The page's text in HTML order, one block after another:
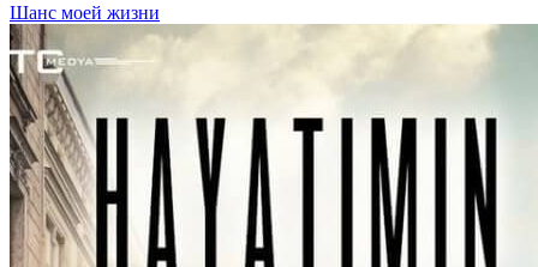
Шанс моей жизни